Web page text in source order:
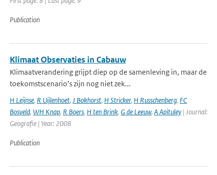
Publication
Klimaat Observaties in Cabauw
Klimaatverandering grijpt diep op de samenleving in, maar de
toekomstscenario’s zijn nog niet zek...
H Leijnse, R Uijlenhoet, J Bokhorst, H Stricker, H Russchenberg, FC
Bosveld, WH Knap, R Boers, H ten Brink, G de Leeuw, A Apituley | Journal:
Geografie | Year: 2008
Publication